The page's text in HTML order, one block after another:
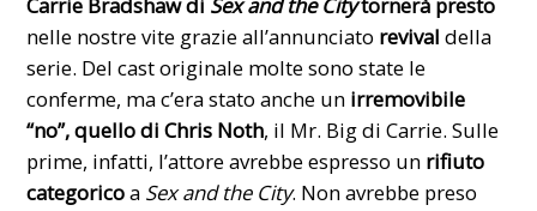
nelle nostre vite grazie all’annunciato revivaldella
serie. Del cast originale molte sono state le
conferme, ma c’era stato anche un irremovibile
“no”, quello di Chris Noth, il Mr. Big di Carrie. Sulle
prime, infatti, l’attore avrebbe espresso un rifiuto
categoricoa Sex and the City. Non avrebbe preso